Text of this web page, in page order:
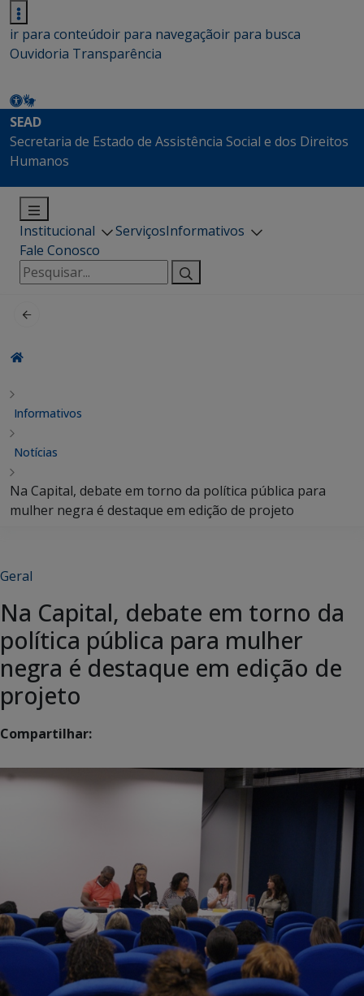
ir para conteúdoir para navegaçãoir para busca
Ouvidoria Transparência
SEAD
Secretaria de Estado de Assistência Social e dos Direitos
Humanos
Institucional ServiçosInformativos
Fale Conosco
Pesquisar
por:
Informativos
Notícias
Na Capital, debate em torno da política pública para
mulher negra é destaque em edição de projeto
Geral
Na Capital, debate em torno da
política pública para mulher
negra é destaque em edição de
projeto
Compartilhar: